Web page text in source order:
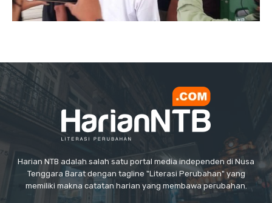
Harian NTB adalah salah satu portal media independen di Nusa
Tenggara Barat dengan tagline "Literasi Perubahan" yang
memiliki makna catatan harian yang membawa perubahan.